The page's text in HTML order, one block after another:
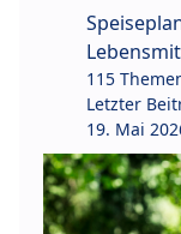
115
Letzter
19. Mai